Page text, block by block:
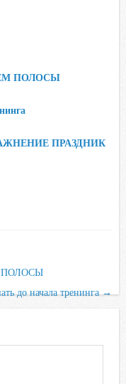
ПОЛОСЫ
ПРАЗДНИК
до начала тренинга→